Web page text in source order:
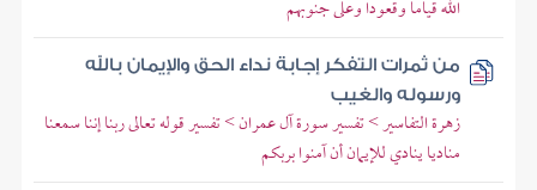
الله قياما وقعودا وعلى جنوبهم
من ثمرات التفكر إجابة نداء الحق والإيمان بالله
ورسوله والغيب
زهرة التفاسير > تفسير سورة آل عمران > تفسير قوله تعالى ربنا إننا سمعنا
مناديا ينادي للإيمان أن آمنوا بربكم